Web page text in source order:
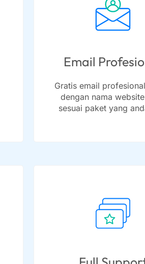
Email
Gratis email
dengan nama
sesuai paket yang